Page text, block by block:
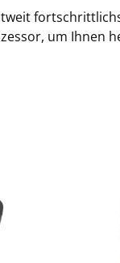
um Ihnen